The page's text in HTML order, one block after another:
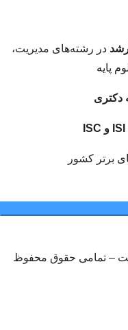
در رشته‌های مدیریت،
پایه
برتر کشور
فریت – تمامی حقوق محفوظ